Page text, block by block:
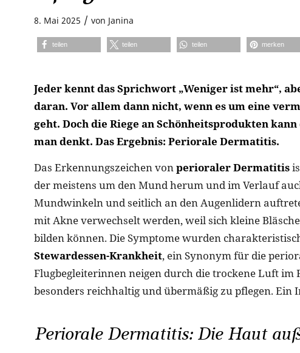
8. Mai 2025 / von Janina
teilen teilen teilen merken
Jeder kennt das Sprichwort „Weniger ist mehr“,
daran. Vor allem dann nicht, wenn es um eine
geht. Doch die Riege an Schönheitsprodukten
man denkt. Das Ergebnis: Periorale Dermatitis.
Das Erkennungszeichen vonperioraler Dermatitis
der meistens um den Mund herum und im Verlauf
Mundwinkeln und seitlich an den Augenlidern
mit Akne verwechselt werden, weil sich kleine
bilden können. Die Symptome wurden
Stewardessen-Krankheit, ein Synonym für die
Flugbegleiterinnen neigen durch die trockene Luft im
besonders reichhaltig und übermäßig zu pflegen. Ein
Periorale Dermatitis: Die Haut